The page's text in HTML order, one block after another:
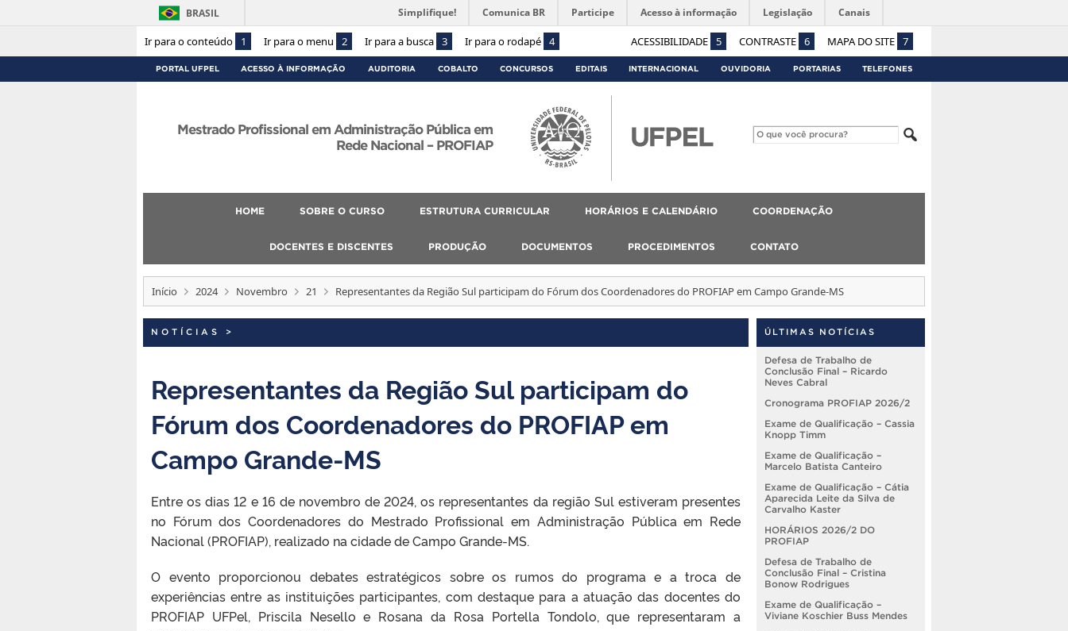
Ir para o conteúdo 1 Ir para o menu 2 Ir para a busca 3 Ir para o rodapé 4 ACESSIBILIDADE 5 CONTRASTE 6 MAPA DO SITE 7
BRASIL Simplifique! Comunica BR Participe Acesso à informação Legislação Canais
PORTAL UFPEL ACESSO À INFORMAÇÃO AUDITORIA COBALTO CONCURSOS EDITAIS INTERNACIONAL OUVIDORIA PORTARIAS TELEFONES
Mestrado Profissional em Administração Pública em
Rede Nacional – PROFIAP
HOME SOBRE O CURSO ESTRUTURA CURRICULAR HORÁRIOS E CALENDÁRIO COORDENAÇÃO
DOCENTES E DISCENTES PRODUÇÃO DOCUMENTOS PROCEDIMENTOS CONTATO
Início 2024 Novembro 21 Representantes da Região Sul participam do Fórum dos Coordenadores do PROFIAP em Campo Grande-MS
NOTÍCIAS >
Representantes da Região Sul participam do
Fórum dos Coordenadores do PROFIAP em
Campo Grande-MS
Entre os dias 12 e 16 de novembro de 2024, os representantes da região Sul estiveram presentes
no Fórum dos Coordenadores do Mestrado Profissional em Administração Pública em Rede
Nacional (PROFIAP), realizado na cidade de Campo Grande-MS.
O evento proporcionou debates estratégicos sobre os rumos do programa e a troca de
experiências entre as instituições participantes, com destaque para a atuação das docentes do
PROFIAP UFPel, Priscila Nesello e Rosana da Rosa Portella Tondolo, que representaram a
ÚLTIMAS NOTÍCIAS
Defesa de Trabalho de
Conclusão Final – Ricardo
Neves Cabral
Cronograma PROFIAP 2026/2
Exame de Qualificação – Cassia
Knopp Timm
Exame de Qualificação –
Marcelo Batista Canteiro
Exame de Qualificação – Cátia
Aparecida Leite da Silva de
Carvalho Kaster
HORÁRIOS 2026/2 DO
PROFIAP
Defesa de Trabalho de
Conclusão Final – Cristina
Bonow Rodrigues
Exame de Qualificação –
Viviane Koschier Buss Mendes